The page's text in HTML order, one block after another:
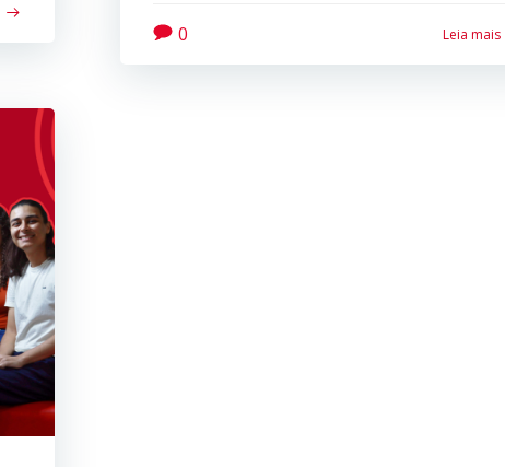
0 Leia mais